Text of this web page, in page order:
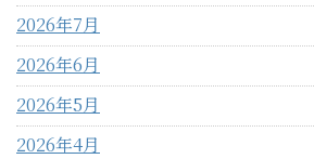
2026年7月
2026年6月
2026年5月
2026年4月